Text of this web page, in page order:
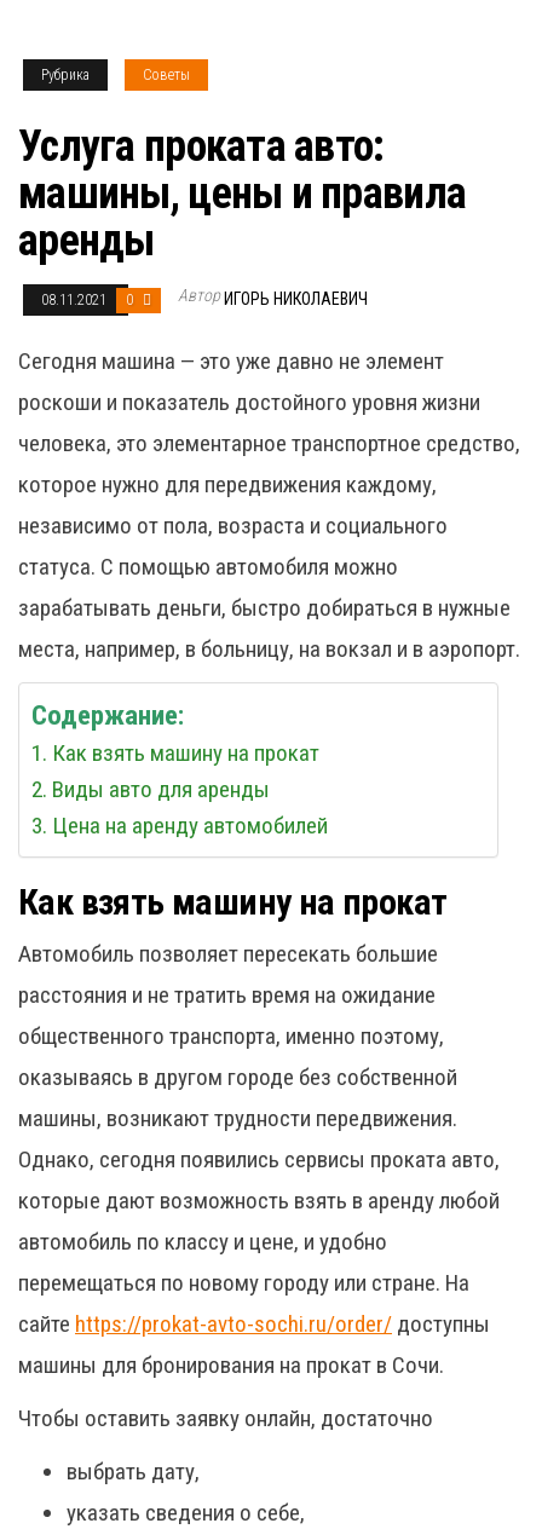
Рубрика Советы
Услуга проката авто:
машины, цены и правила
аренды
08.11.2021 0 Автор ИГОРЬ НИКОЛАЕВИЧ
Сегодня машина — это уже давно не элемент
роскоши и показатель достойного уровня жизни
человека, это элементарное транспортное средство,
которое нужно для передвижения каждому,
независимо от пола, возраста и социального
статуса. С помощью автомобиля можно
зарабатывать деньги, быстро добираться в нужные
места, например, в больницу, на вокзал и в аэропорт.
Содержание:
Как взять машину на прокат
Виды авто для аренды
Цена на аренду автомобилей
Как взять машину на прокат
Автомобиль позволяет пересекать большие
расстояния и не тратить время на ожидание
общественного транспорта, именно поэтому,
оказываясь в другом городе без собственной
машины, возникают трудности передвижения.
Однако, сегодня появились сервисы проката авто,
которые дают возможность взять в аренду любой
автомобиль по классу и цене, и удобно
перемещаться по новому городу или стране. На
сайте https://prokat-avto-sochi.ru/order/ доступны
машины для бронирования на прокат в Сочи.
Чтобы оставить заявку онлайн, достаточно
выбрать дату,
указать сведения о себе,